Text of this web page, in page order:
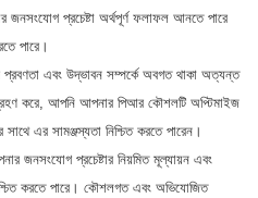
প্রচেষ্টা অর্থপূর্ণ ফলাফল আনতে পারে
পারে।
প্রবণতা এবং উদ্ভাবন সম্পর্কে অবগত থাকা অত্যন্ত
করে, আপনি আপনার পিআর কৌশলটি অপ্টিমাইজ
এর সামঞ্জস্যতা নিশ্চিত করতে পারেন।
জনসংযোগ প্রচেষ্টার নিয়মিত মূল্যায়ন এবং
নিশ্চিত করতে পারে। কৌশলগত এবং অভিযোজিত